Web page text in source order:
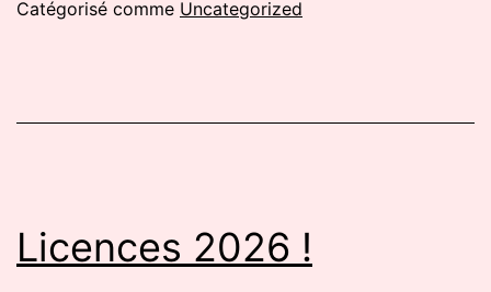
Catégorisé comme Uncategorized
Licences 2026 !